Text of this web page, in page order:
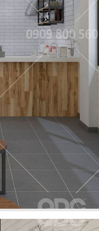
El Gaucho Lotte
nghiệm ẩm